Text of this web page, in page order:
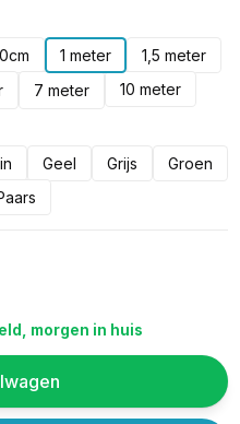
1 meter
1,5 meter
7 meter 10 meter
Geel Grijs
Groen
morgen in huis